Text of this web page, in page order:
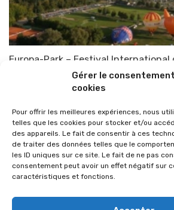
Gérer le
cookies
Pour offrir les meilleures expériences, nous
telles que les cookies pour stocker et/ou
des appareils. Le fait de consentir à ces
de traiter des données telles que le
les ID uniques sur ce site. Le fait de ne pas
consentement peut avoir un effet négatif sur
caractéristiques et fonctions.
Europa-Park – Festival
TOP-PARENTS 15 septembre 2010